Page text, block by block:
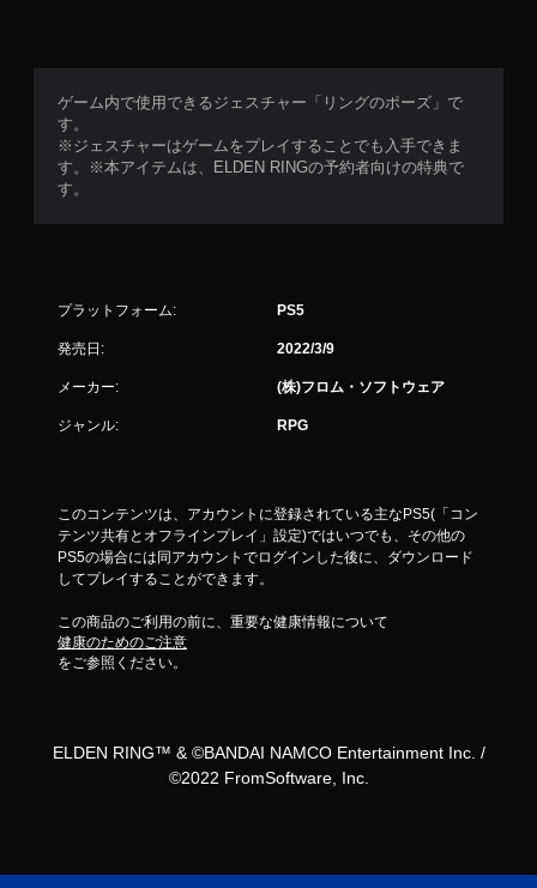
ゲーム内で使用できるジェスチャー「リングのポーズ」で
す。
※ジェスチャーはゲームをプレイすることでも入手できま
す。※本アイテムは、ELDEN RINGの予約者向けの特典で
す。
プラットフォーム: PS5
発売日: 2022/3/9
メーカー: (株)フロム・ソフトウェア
ジャンル: RPG
このコンテンツは、アカウントに登録されている主なPS5(「コン
テンツ共有とオフラインプレイ」設定)ではいつでも、その他の
PS5の場合には同アカウントでログインした後に、ダウンロード
してプレイすることができます。
この商品のご利用の前に、重要な健康情報について
健康のためのご注意
をご参照ください。
ELDEN RING™ & ©BANDAI NAMCO Entertainment Inc. /
©2022 FromSoftware, Inc.